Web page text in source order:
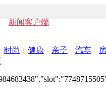
新闻客户端
时尚 健康 亲子 汽车